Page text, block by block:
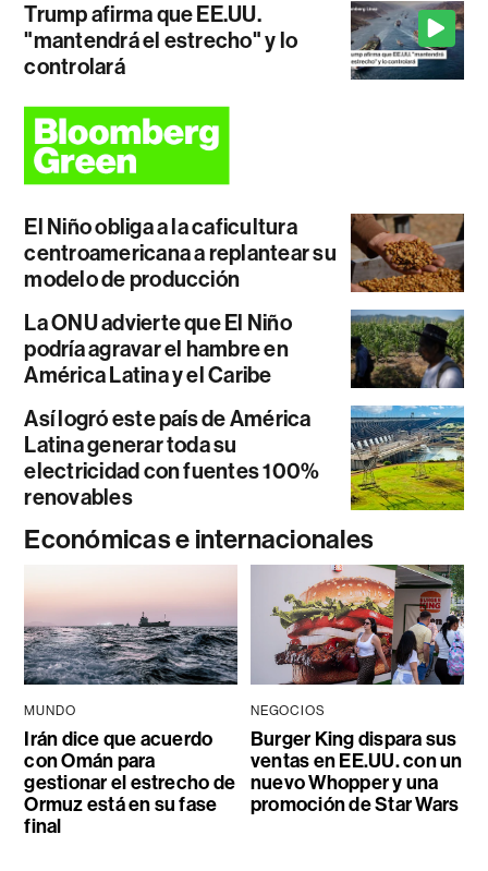
Trump afirma que EE.UU.
"mantendrá el estrecho" y lo
controlará
El Niño obliga a la caficultura
centroamericana a replantear su
modelo de producción
La ONU advierte que El Niño
podría agravar el hambre en
América Latina y el Caribe
Así logró este país de América
Latina generar toda su
electricidad con fuentes 100%
renovables
Económicas e internacionales
MUNDO
Irán dice que acuerdo
con Omán para
gestionar el estrecho de
Ormuz está en su fase
final
NEGOCIOS
Burger King dispara sus
ventas en EE.UU. con un
nuevo Whopper y una
promoción de Star Wars